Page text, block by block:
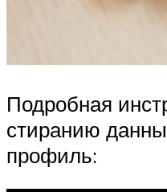
Подробная
стиранию
профиль: